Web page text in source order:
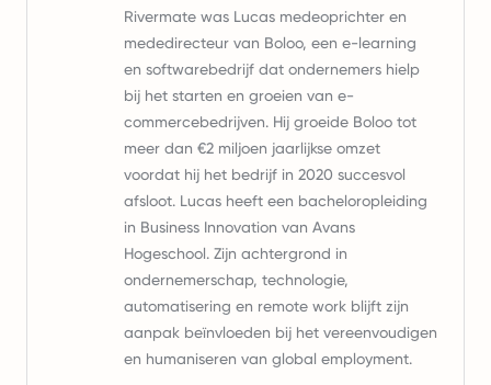
Rivermate was Lucas medeoprichter en
mededirecteur van Boloo, een e-learning
en softwarebedrijf dat ondernemers hielp
bij het starten en groeien van e-
commercebedrijven. Hij groeide Boloo tot
meer dan €2 miljoen jaarlijkse omzet
voordat hij het bedrijf in 2020 succesvol
afsloot. Lucas heeft een bacheloropleiding
in Business Innovation van Avans
Hogeschool. Zijn achtergrond in
ondernemerschap, technologie,
automatisering en remote work blijft zijn
aanpak beïnvloeden bij het vereenvoudigen
en humaniseren van global employment.